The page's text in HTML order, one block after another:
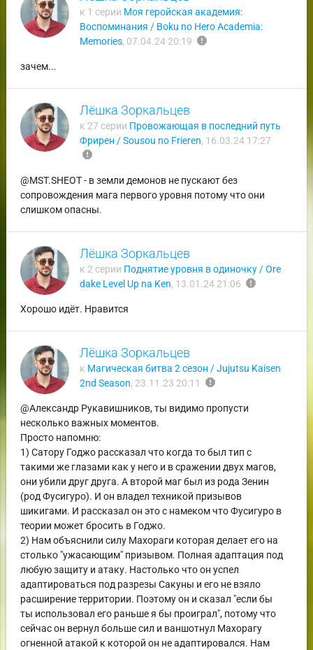
к 1 серии Моя геройская академия:
Воспоминания / Boku no Hero Academia:
Memories, 07.04.24 20:19 report
зачем...
Лёшка Зоркальцев
к 27 серии Провожающая в последний путь
Фрирен / Sousou no Frieren, 16.03.24 17:27
report
@MST.SHEOT - в земли демонов не пускают без
сопровождения мага первого уровня потому что они
слишком опасны.
Лёшка Зоркальцев
к 2 серии Поднятие уровня в одиночку / Ore
dake Level Up na Ken, 13.01.24 21:06 report
Хорошо идёт. Нравится
Лёшка Зоркальцев
к Магическая битва 2 сезон / Jujutsu Kaisen
2nd Season, 23.11.23 20:11 report
@Александр Рукавишников, ты видимо пропусти
несколько важных моментов.
Просто напомню:
1) Сатору Годжо рассказал что когда то был тип с
такими же глазами как у него и в сражении двух магов,
они убили друг друга. А второй маг был из рода Зенин
(род Фусигуро). И он владел техникой призывов
шикигами. И рассказал он это с намеком что Фусигуро в
теории может бросить в Годжо.
2) Нам объяснили силу Махораги которая делает его на
столько "ужасающим" призывом. Полная адаптация под
любую защиту и атаку. Настолько что он успел
адаптироваться под разрезы Сакуны и его не взяло
расширение территории. Поэтому он и сказал "если бы
ты использовал его раньше я бы проиграл", потому что
сейчас он вернул больше сил и ваншотнул Махорагу
огненной атакой к которой он не адаптировался. Нам